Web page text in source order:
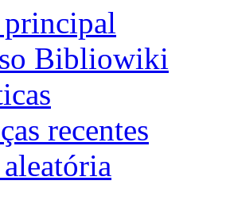
principal
Bibliowiki
recentes